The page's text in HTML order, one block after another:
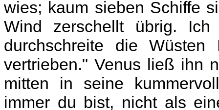
wies; kaum sieben Schiffe
Wind zerschellt übrig.
durchschreite die
vertrieben." Venus ließ ihn
mitten in seine
immer du bist, nicht als